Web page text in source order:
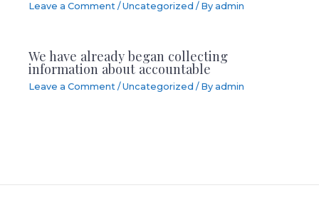
Leave a Comment /Uncategorized / Byadmin
We have already began collecting
information about accountable
Leave a Comment /Uncategorized / Byadmin